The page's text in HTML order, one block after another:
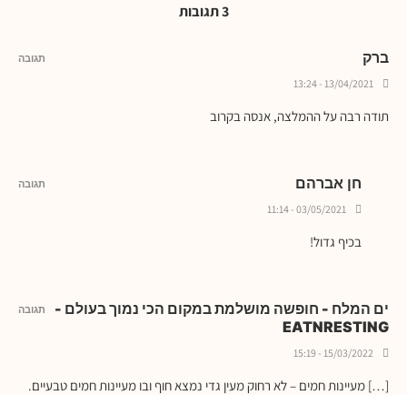
3 תגובות
ברק
13/04/2021 - 13:24
תודה רבה על ההמלצה, אנסה בקרוב
תגובה
חן אברהם
03/05/2021 - 11:14
בכיף גדול!
תגובה
ים המלח - חופשה מושלמת במקום הכי נמוך בעולם -
EATNRESTING
15/03/2022 - 15:19
[…] מעיינות חמים – לא רחוק מעין גדי נמצא חוף ובו מעיינות חמים טבעיים.
תגובה